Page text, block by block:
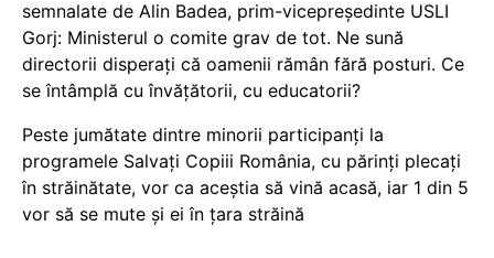
semnalate de Alin Badea, prim-vicepreședinte USLI
Gorj: Ministerul o comite grav de tot. Ne sună
directorii disperați că oamenii rămân fără posturi. Ce
se întâmplă cu învățătorii, cu educatorii?
Peste jumătate dintre minorii participanți la
programele Salvați Copiii România, cu părinți plecați
în străinătate, vor ca aceștia să vină acasă, iar 1 din 5
vor să se mute și ei în țara străină